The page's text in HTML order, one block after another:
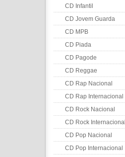
CD Infantil
CD Jovem Guarda
CD MPB
CD Piada
CD Pagode
CD Reggae
CD Rap Nacional
CD Rap Internacional
CD Rock Nacional
CD Rock Internacional
CD Pop Nacional
CD Pop Internacional